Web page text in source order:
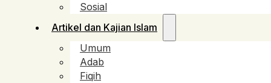
Sosial
Artikel dan Kajian Islam
Umum
Adab
Fiqih